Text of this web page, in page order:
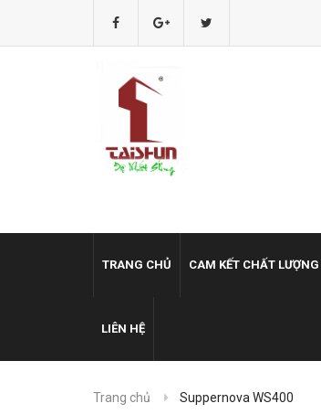
TRANG CHỦ CAM KẾT CHẤT LƯỢNG
LIÊN HỆ
Trang chủ Suppernova WS400